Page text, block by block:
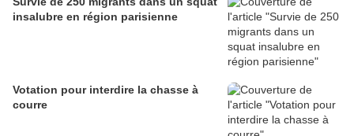
insalubre en région parisienne
Votation pour interdire la chasse à
courre